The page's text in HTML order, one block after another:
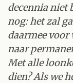
decennia niet
nog: het zal
daarmee voor
naar
Met alle
dien? Als we